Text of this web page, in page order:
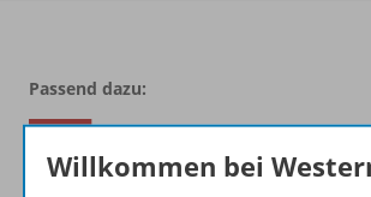
Passend dazu:
Willkommen bei